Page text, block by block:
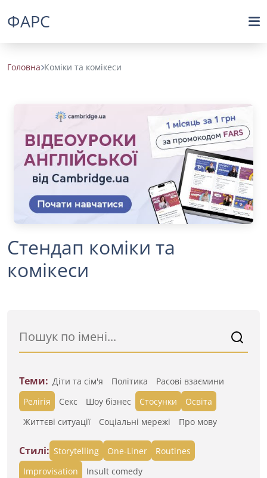
ФАРС
Головна Коміки та комікеси
Стендап коміки та
комікеси
Теми: Діти та сім'я Політика
Расові взаємини
Релігія
Секс Шоу бізнес Стосунки
Освіта
Життєві ситуації
Cоціальні мережі Про мову
Стилі: Storytelling One-Liner
Routines
Improvisation
Insult comedy